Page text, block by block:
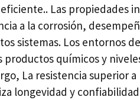
Las propiedades
a la corrosión,
sistemas. Los entornos de
químicos y
La resistencia superior a
longevidad y